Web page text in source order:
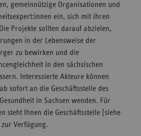
gemeinnützige Organisationen und
ein, sich mit ihren
Projekte sollten darauf abzielen,
in der Lebensweise der
zu bewirken und die
in den sächsischen
Interessierte Akteure können
sofort an die Geschäftsstelle des
in Sachsen wenden. Für
steht Ihnen die Geschäftsstelle [siehe
Verfügung.